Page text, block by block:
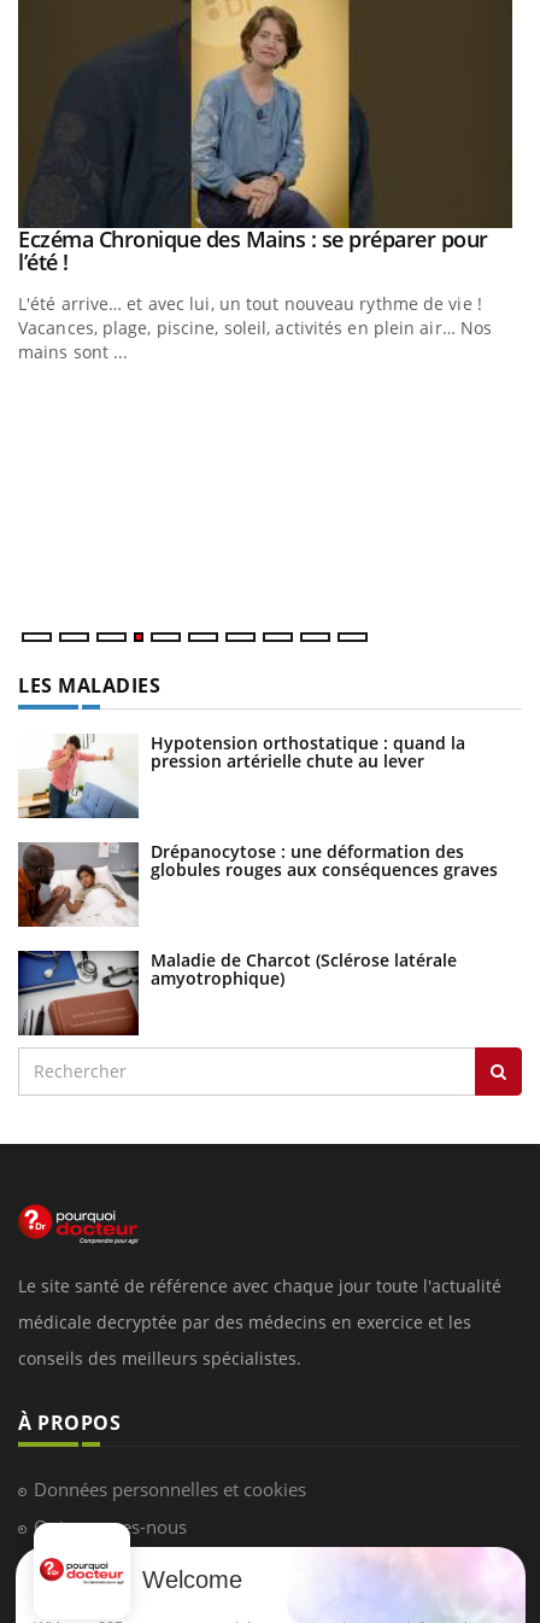
Youtube
Eczéma Chronique des Mains : se préparer pour
l’été !Youtube
L'été arrive… et avec lui, un tout nouveau rythme de vie !
Vacances, plage, piscine, soleil, activités en plein air… Nos
mains sont ...
LES MALADIES
Hypotension orthostatique : quand la
pression artérielle chute au lever
Drépanocytose : une déformation des
globules rouges aux conséquences graves
Maladie de Charcot (Sclérose latérale
amyotrophique)
Le site santé de référence avec chaque jour toute l'actualité
médicale decryptée par des médecins en exercice et les
conseils des meilleurs spécialistes.
À PROPOS
Données personnelles et cookies
Qui sommes-nous
Conditions d'utilisation
Welcome